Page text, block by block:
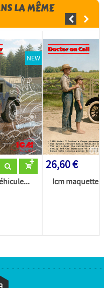
LA MÊME
NEW
26,60 €
Icm maquette